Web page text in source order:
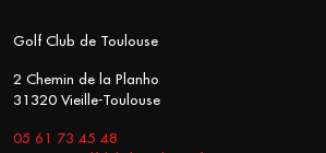
Golf Club de Toulouse
2 Chemin de la Planho
31320 Vieille-Toulouse
05 61 73 45 48